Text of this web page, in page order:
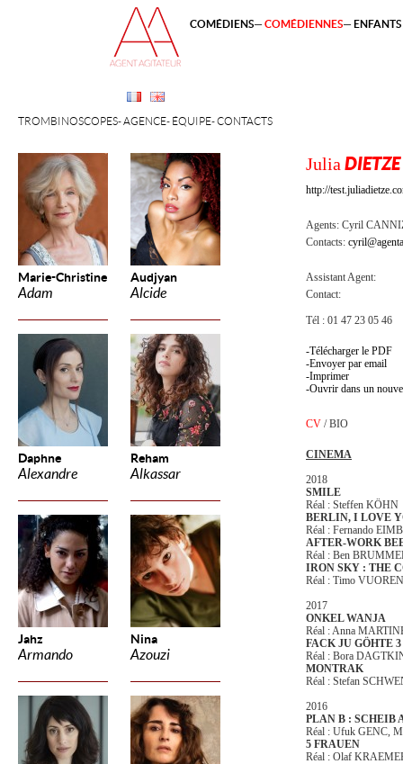
Marie-Christine
Adam
Audjyan
Alcide
Daphne
Alexandre
Reham
Alkassar
Jahz
Armando
Nina
Azouzi
TROMBINOSCOPES AGENCE ÉQUIPE CONTACTS
COMÉDIENS COMÉDIENNES
Julia DIETZE
http://
Agents: Cyril
Contacts:
Assistant Agent:
Contact:
Tél : 01 47 23 05 46
Télécharger le PDF
Envoyer par email
Imprimer
Ouvrir dans un
CV /BIO
CINEMA
2018
SMILE
Réal : Steffen KÖHN
BERLIN, I LOVE
Réal : Fernando
AFTER-WORK
Réal : Ben
IRON SKY : THE
Réal : Timo
2017
ONKEL WANJA
Réal : Anna
FACK JU GÖHTE 3
Réal : Bora
MONTRAK
Réal : Stefan
2016
PLAN B : SCHEIB
Réal : Ufuk GENC,
5 FRAUEN
Réal : Olaf